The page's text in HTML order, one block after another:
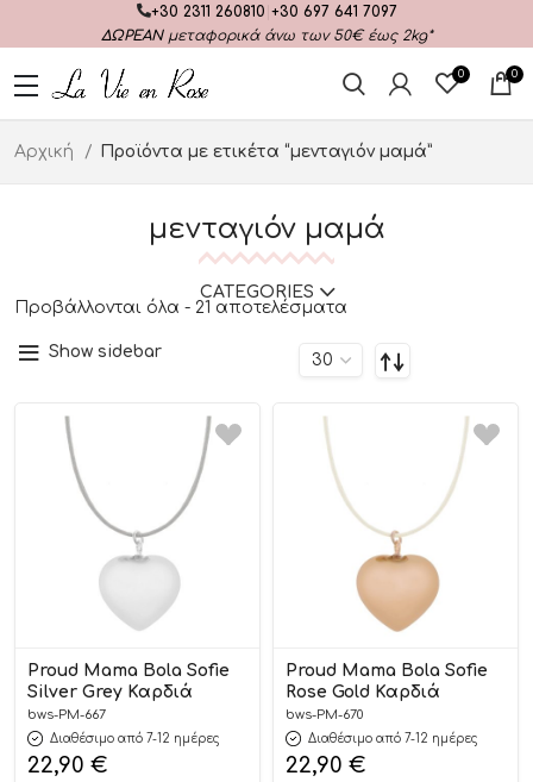
+30 2311 260810 +30 697 641 7097
ΔΩΡΕΑΝμεταφορικά άνω των 50€ έως 2kg*
0 0
Αρχική Προϊόντα με ετικέτα “μενταγιόν μαμά”
μενταγιόν μαμά
CATEGORIES
Προβάλλονται όλα - 21 αποτελέσματα
Show sidebar
Proud Mama Bola Sofie
Silver Grey Καρδιά
bws-PM-667
Διαθέσιμο από 7-12 ημέρες
22,90 €
Proud Mama Bola Sofie
Rose Gold Καρδιά
bws-PM-670
Διαθέσιμο από 7-12 ημέρες
22,90 €